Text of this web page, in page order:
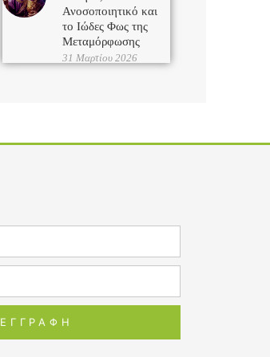
Ανοσοποιητικό και
το Ιώδες Φως της
Μεταμόρφωσης
31 Μαρτίου 2026
ΕΓΓΡΑΦΗ